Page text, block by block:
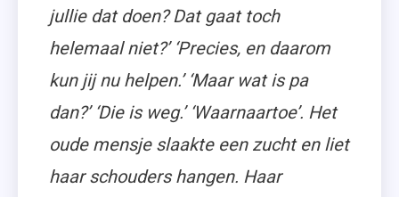
jullie dat doen? Dat gaat toch
helemaal niet?’ ‘Precies, en daarom
kun jij nu helpen.’ ‘Maar wat is pa
dan?’ ‘Die is weg.’ ‘Waarnaartoe’. Het
oude mensje slaakte een zucht en liet
haar schouders hangen. Haar